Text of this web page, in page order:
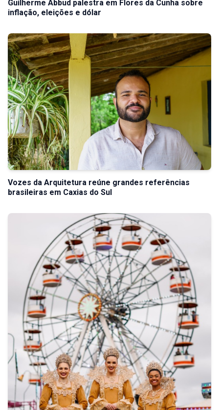
Guilherme Abbud palestra em Flores da Cunha sobre
inflação, eleições e dólar
Vozes da Arquitetura reúne grandes referências
brasileiras em Caxias do Sul